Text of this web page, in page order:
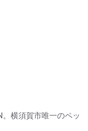
横須賀市唯一のペッ